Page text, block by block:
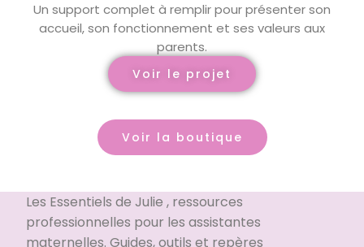
Un support complet à remplir pour présenter son
accueil, son fonctionnement et ses valeurs aux
parents.
Voir le projet
Voir la boutique
Les Essentiels de Julie , ressources
professionnelles pour les assistantes
maternelles. Guides, outils et repères